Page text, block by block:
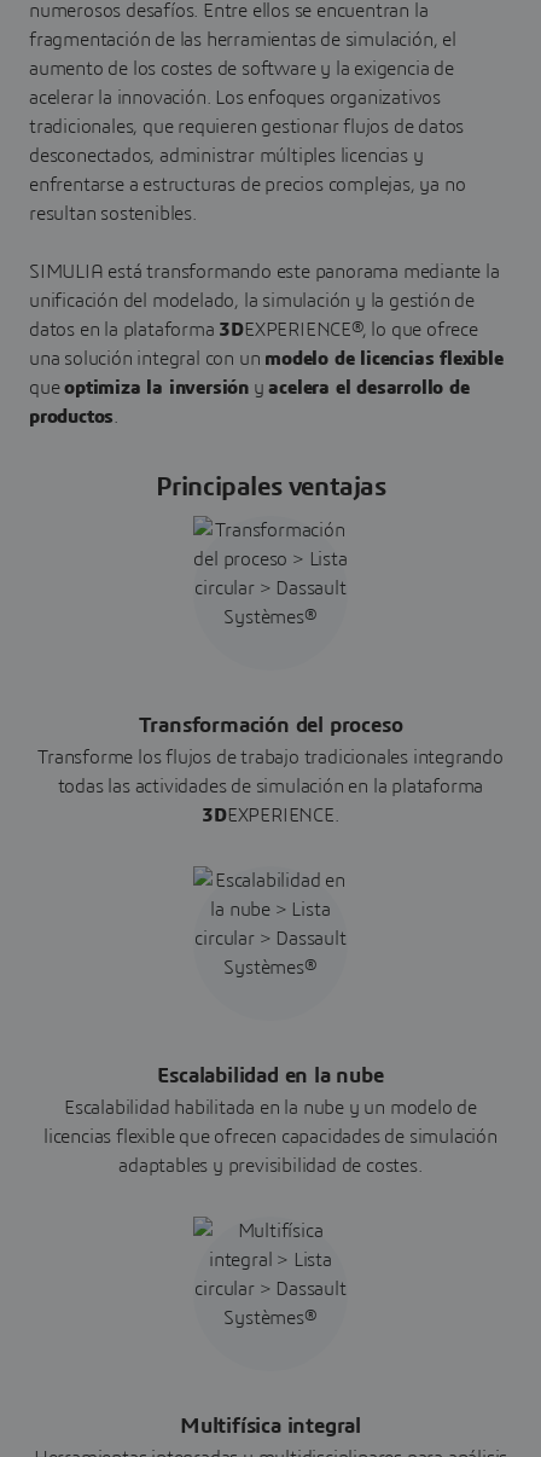
numerosos desafíos. Entre ellos se encuentran la
fragmentación de las herramientas de simulación, el
aumento de los costes de software y la exigencia de
acelerar la innovación. Los enfoques organizativos
tradicionales, que requieren gestionar flujos de datos
desconectados, administrar múltiples licencias y
enfrentarse a estructuras de precios complejas, ya no
resultan sostenibles.
SIMULIA está transformando este panorama mediante la
unificación del modelado, la simulación y la gestión de
datos en la plataforma 3DEXPERIENCE®, lo que ofrece
una solución integral con un modelo de licencias flexible
queoptimiza la inversión yacelera el desarrollo de
productos
Principales ventajas
Transformación del proceso
Transforme los flujos de trabajo tradicionales integrando
todas las actividades de simulación en la plataforma
3DEXPERIENCE.
Escalabilidad en la nube
Escalabilidad habilitada en la nube y un modelo de
licencias flexible que ofrecen capacidades de simulación
adaptables y previsibilidad de costes.
Multifísica integral